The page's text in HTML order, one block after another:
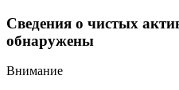
Сведения о чистых
обнаружены
Внимание